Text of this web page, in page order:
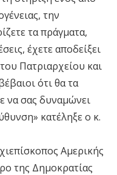
την
τα πράγματα,
έχετε αποδείξει
Πατριαρχείου και
ότι θα τα
να σας δυναμώνει
κατέληξε ο κ.
Αμερικής
της Δημοκρατίας